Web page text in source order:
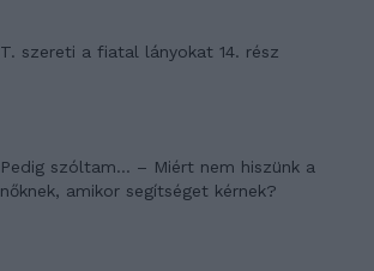
T. szereti a fiatal lányokat 14. rész
Pedig szóltam… – Miért nem hiszünk a
nőknek, amikor segítséget kérnek?